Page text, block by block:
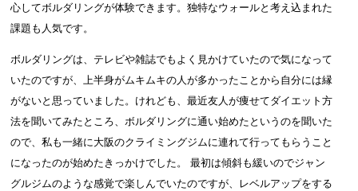
心してボルダリングが体験できます。独特なウォールと考え込まれた
課題も人気です。
ボルダリングは、テレビや雑誌でもよく見かけていたので気になって
いたのですが、上半身がムキムキの人が多かったことから自分には縁
がないと思っていました。けれども、最近友人が痩せてダイエット方
法を聞いてみたところ、ボルダリングに通い始めたというのを聞いた
ので、私も一緒に大阪のクライミングジムに連れて行ってもらうこと
になったのが始めたきっかけでした。 最初は傾斜も緩いのでジャン
グルジムのような感覚で楽しんでいたのですが、レベルアップをする